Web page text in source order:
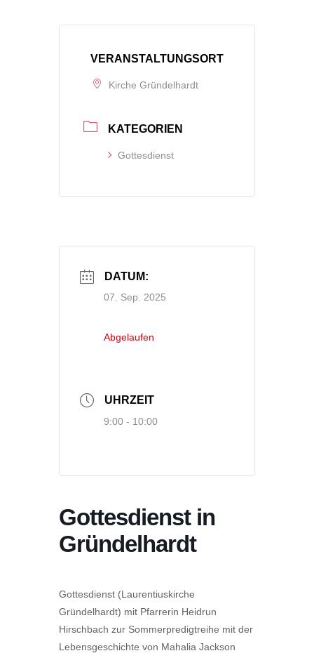
VERANSTALTUNGSORT
Kirche Gründelhardt
KATEGORIEN
Gottesdienst
DATUM:
07. Sep. 2025
Abgelaufen
UHRZEIT
9:00 - 10:00
Gottesdienst in
Gründelhardt
Gottesdienst (Laurentiuskirche
Gründelhardt) mit Pfarrerin Heidrun
Hirschbach zur Sommerpredigtreihe mit der
Lebensgeschichte von Mahalia Jackson